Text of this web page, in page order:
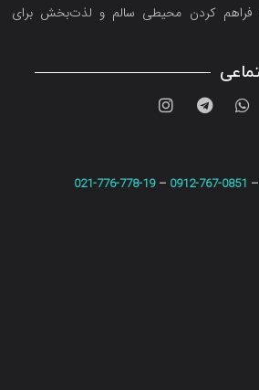
فراهم کردن محیطی سالم و لذت‌بخش برای
–
0912-767-0851
–
021-776-778-19